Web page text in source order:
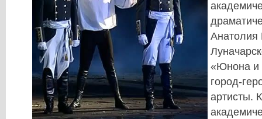
Анатолия
«Юнона и
город-
артисты.